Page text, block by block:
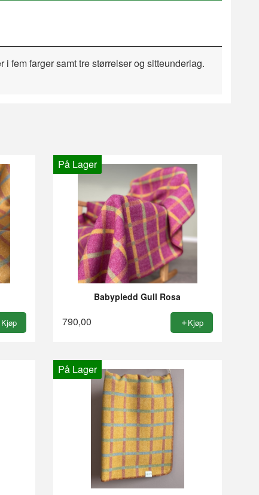
fem farger samt tre størrelser og sitteunderlag.
Kjøp
På Lager
Babypledd Gull Rosa
790,00 Kjøp
På Lager